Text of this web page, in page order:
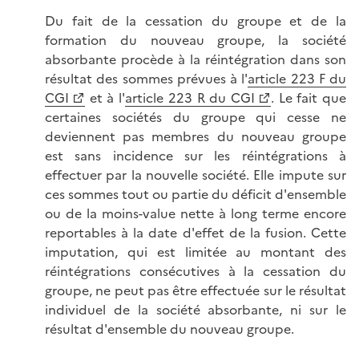
Du fait de la cessation du groupe et de la
formation du nouveau groupe, la société
absorbante procède à la réintégration dans son
résultat des sommes prévues à l'article 223 F du
CGI
et à l'article 223 R du CGI
. Le fait que
certaines sociétés du groupe qui cesse ne
deviennent pas membres du nouveau groupe
est sans incidence sur les réintégrations à
effectuer par la nouvelle société. Elle impute sur
ces sommes tout ou partie du déficit d'ensemble
ou de la moins-value nette à long terme encore
reportables à la date d'effet de la fusion. Cette
imputation, qui est limitée au montant des
réintégrations consécutives à la cessation du
groupe, ne peut pas être effectuée sur le résultat
individuel de la société absorbante, ni sur le
résultat d'ensemble du nouveau groupe.